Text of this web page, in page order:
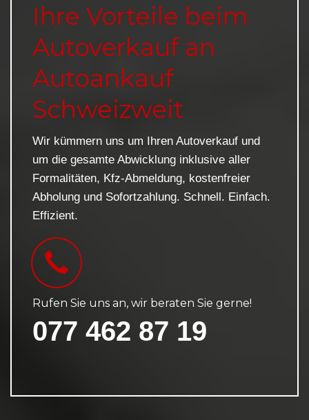
Ihre Vorteile beim
Autoverkauf an
Autoankauf
Schweizweit
Wir kümmern uns um Ihren Autoverkauf und
um die gesamte Abwicklung inklusive aller
Formalitäten, Kfz-Abmeldung, kostenfreier
Abholung und Sofortzahlung. Schnell. Einfach.
Effizient.
Rufen Sie uns an, wir beraten Sie gerne!
077 462 87 19